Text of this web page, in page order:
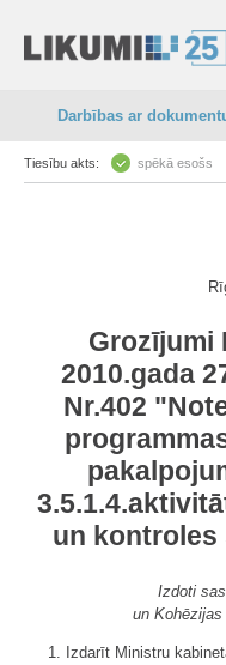
Darbības ar
Tiesību akts: spēkā esošs
Grozījumi
2010.gada
Nr.402
un
Izdoti
un
1. Izdarīt Ministru